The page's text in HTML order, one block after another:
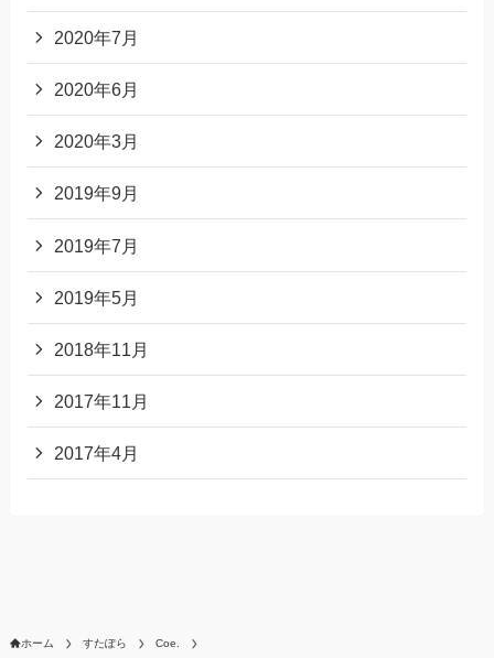
2020年7月
2020年6月
2020年3月
2019年9月
2019年7月
2019年5月
2018年11月
2017年11月
2017年4月
ホーム すたぽら Coe.